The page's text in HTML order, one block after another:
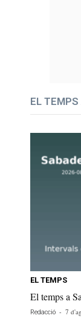
EL
EL TEMPS
El temps a
Redacció - 7